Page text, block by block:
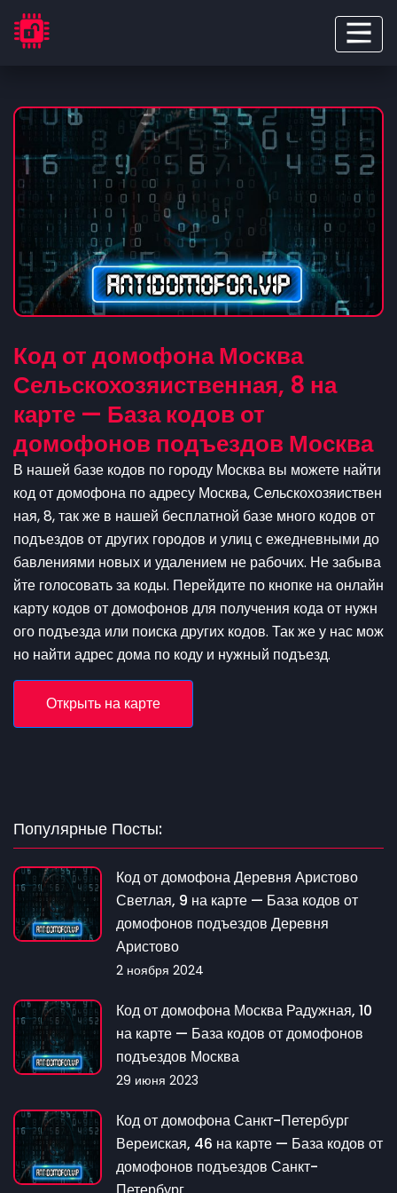
Код от домофона Москва
Сельскохозяиственная, 8 на
карте — База кодов от
домофонов подъездов Москва
В нашей базе кодов по городу Москва вы можете найти
код от домофона по адресу Москва, Сельскохозяиствен
ная, 8, так же в нашей бесплатной базе много кодов от
подъездов от других городов и улиц с ежедневными до
бавлениями новых и удалением не рабочих. Не забыва
йте голосовать за коды. Перейдите по кнопке на онлайн
карту кодов от домофонов для получения кода от нужн
ого подъезда или поиска других кодов. Так же у нас мож
но найти адрес дома по коду и нужный подъезд.
Открыть на карте
Популярные Посты:
Код от домофона Деревня Аристово
Светлая, 9 на карте — База кодов от
домофонов подъездов Деревня
Аристово
2 ноября 2024
Код от домофона Москва Радужная, 10
на карте — База кодов от домофонов
подъездов Москва
29 июня 2023
Код от домофона Санкт-Петербург
Вереиская, 46 на карте — База кодов от
домофонов подъездов Санкт-